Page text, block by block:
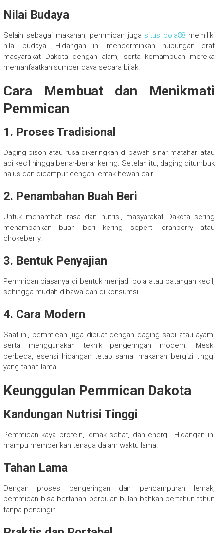
Nilai Budaya
Selain sebagai makanan, pemmican juga situs bola88memiliki
nilai budaya. Hidangan ini mencerminkan hubungan erat
masyarakat Dakota dengan alam, serta kemampuan mereka
memanfaatkan sumber daya secara bijak.
Cara Membuat dan Menikmati
Pemmican
1. Proses Tradisional
Daging bison atau rusa dikeringkan di bawah sinar matahari atau
api kecil hingga benar-benar kering. Setelah itu, daging ditumbuk
halus dan dicampur dengan lemak hewan cair.
2. Penambahan Buah Beri
Untuk menambah rasa dan nutrisi, masyarakat Dakota sering
menambahkan buah beri kering seperti cranberry atau
chokeberry.
3. Bentuk Penyajian
Pemmican biasanya di bentuk menjadi bola atau batangan kecil,
sehingga mudah dibawa dan di konsumsi.
4. Cara Modern
Saat ini, pemmican juga dibuat dengan daging sapi atau ayam,
serta menggunakan teknik pengeringan modern. Meski
berbeda, esensi hidangan tetap sama: makanan bergizi tinggi
yang tahan lama.
Keunggulan Pemmican Dakota
Kandungan Nutrisi Tinggi
Pemmican kaya protein, lemak sehat, dan energi. Hidangan ini
mampu memberikan tenaga dalam waktu lama.
Tahan Lama
Dengan proses pengeringan dan pencampuran lemak,
pemmican bisa bertahan berbulan-bulan bahkan bertahun-tahun
tanpa pendingin.